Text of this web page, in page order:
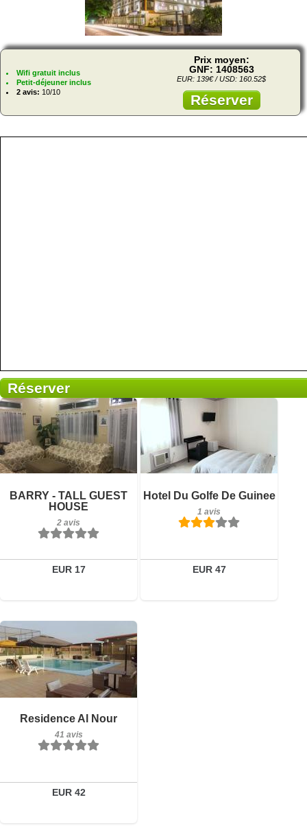
Wifi gratuit inclus
Petit-déjeuner inclus
2 avis: 10/10
Prix moyen:
GNF: 1408563
EUR: 139€ / USD: 160.52$
Réserver
Réserver
BARRY - TALL GUEST
HOUSE
2 avis
EUR 17
2 avis
Détails
Réserver
Hotel Du Golfe De Guinee
1 avis
EUR 47
Petit-déjeuner inclus
1 avis
Réserver
Residence Al Nour
41 avis
EUR 42
41 avis
Détails
Réserver